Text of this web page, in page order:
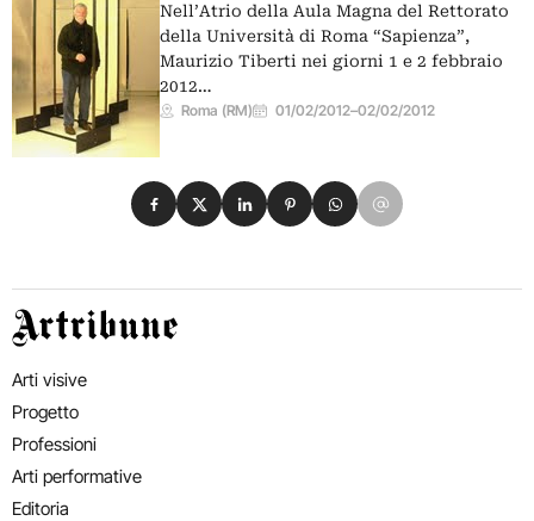
Nell’Atrio della Aula Magna del Rettorato
della Università di Roma “Sapienza”,
Maurizio Tiberti nei giorni 1 e 2 febbraio
2012…
Roma (RM) 01/02/2012–02/02/2012
Condividi su Facebook
Condividi su X
Condividi su LinkedIn
Condividi su Pinterest
Condividi su WhatsApp
Condividi su Email
Artribune
Arti visive
Progetto
Professioni
Arti performative
Editoria